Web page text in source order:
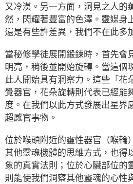
又冷漠。另一方面，洞見之人的
然，閃耀著豐富的色澤。靈媒身
還是有些許差異，我們不在此多
當秘修學徒展開鍛鍊時，首先會
明亮，稍後並開始旋轉。當這個
此人開始具有洞察力。這些「花
覺器官，花朵旋轉則代表已經能
度。在我們以此方式發展出星界
超感官事物。
位於喉頭附近的靈性器官（喉輪
其他靈魂機體的思維方式，也得
象的真實法則；位於心臟部位的
則能使我們洞察其他靈魂的心性